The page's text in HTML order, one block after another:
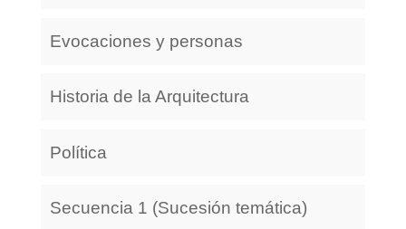
Evocaciones y personas
Historia de la Arquitectura
Política
Secuencia 1 (Sucesión temática)